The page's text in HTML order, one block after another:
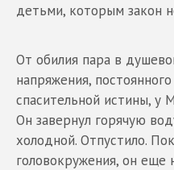
детьми, которым закон
От обилия пара в
напряжения,
спасительной истины, у
Он завернул горячую
холодной. Отпустило.
головокружения, он еще